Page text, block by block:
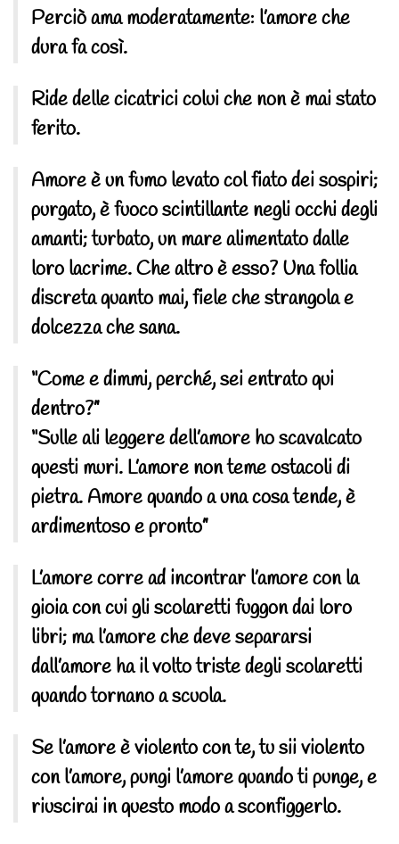
Perciò ama moderatamente: l’amore che
dura fa così.
Ride delle cicatrici colui che non è mai stato
ferito.
Amore è un fumo levato col fiato dei sospiri;
purgato, è fuoco scintillante negli occhi degli
amanti; turbato, un mare alimentato dalle
loro lacrime. Che altro è esso? Una follia
discreta quanto mai, fiele che strangola e
dolcezza che sana.
“Come e dimmi, perché, sei entrato qui
dentro?”
“Sulle ali leggere dell’amore ho scavalcato
questi muri. L’amore non teme ostacoli di
pietra. Amore quando a una cosa tende, è
ardimentoso e pronto”
L’amore corre ad incontrar l’amore con la
gioia con cui gli scolaretti fuggon dai loro
libri; ma l’amore che deve separarsi
dall’amore ha il volto triste degli scolaretti
quando tornano a scuola.
Se l’amore è violento con te, tu sii violento
con l’amore, pungi l’amore quando ti punge, e
riuscirai in questo modo a sconfiggerlo.